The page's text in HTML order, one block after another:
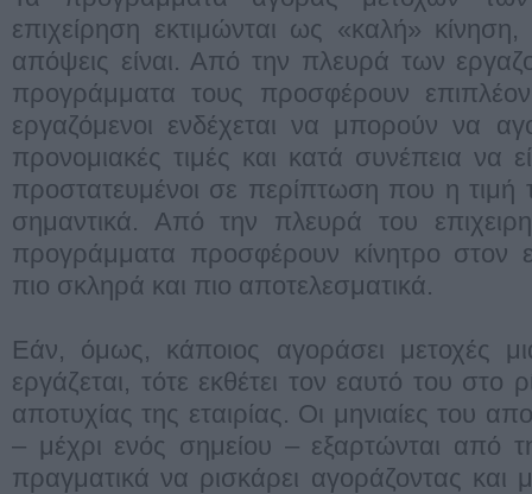
επιχείρηση εκτιμώνται ως «καλή»
απόψεις είναι. Από την πλευρά των
προγράμματα τους προσφέρουν
εργαζόμενοι ενδέχεται να μπορούν να
προνομιακές τιμές και κατά συνέπεια να
προστατευμένοι σε περίπτωση που η τιμή
σημαντικά. Από την πλευρά του
προγράμματα προσφέρουν κίνητρο στον
πιο σκληρά και πιο αποτελεσματικά.
Εάν, όμως, κάποιος αγοράσει μετοχές
εργάζεται, τότε εκθέτει τον εαυτό του στο
αποτυχίας της εταιρίας. Οι μηνιαίες του
– μέχρι ενός σημείου – εξαρτώνται από
πραγματικά να ρισκάρει αγοράζοντας και